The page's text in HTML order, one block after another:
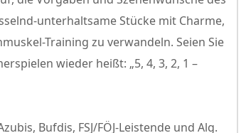
unterhaltsame Stücke mit Charme,
Training zu verwandeln. Seien Sie
wieder heißt: „5, 4, 3, 2, 1 –
Bufdis, FSJ/FÖJ-Leistende und Alg.